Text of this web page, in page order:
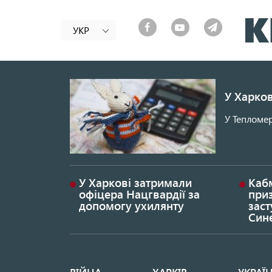
УКР
У
У
У Харкові затримали
офіцера Нацгвардії за
допомогу ухилянту